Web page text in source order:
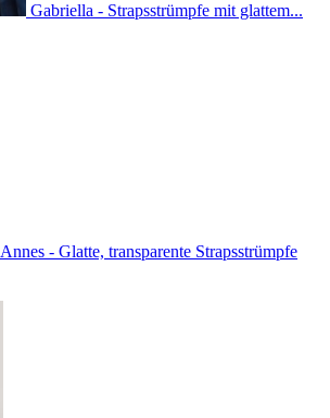
Gabriella - Strapsstrümpfe mit glattem...
Annes - Glatte, transparente Strapsstrümpfe